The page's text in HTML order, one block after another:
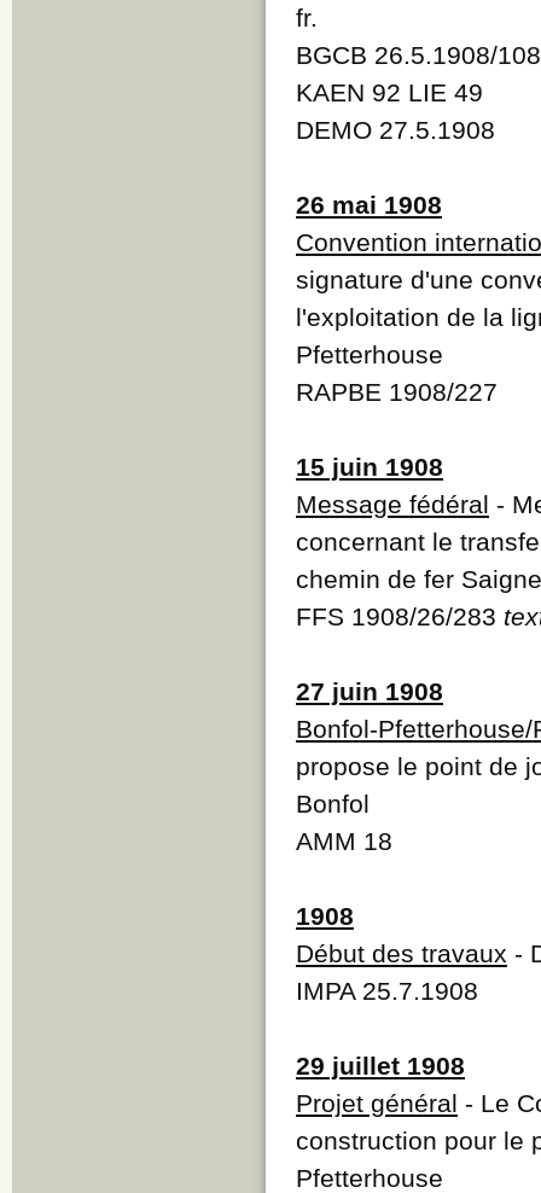
fr.
BGCB 26.5.1908/
KAEN 92 LIE 49
DEMO 27.5.1908
26 mai 1908
Convention
signature d'une
l'exploitation de la
Pfetterhouse
RAPBE 1908/227
15 juin 1908
Message fédéral -
concernant le
chemin de fer
FFS 1908/26/283
27 juin 1908
Bonfol-
propose le point de
Bonfol
AMM 18
1908
Début des travaux -
IMPA 25.7.1908
29 juillet 1908
Projet général - Le
construction pour le
Pfetterhouse